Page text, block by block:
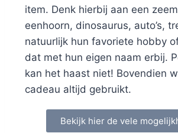
item. Denk hierbij aan een
eenhoorn, dinosaurus, auto’s,
natuurlijk hun favoriete hobby
dat met hun eigen naam erbij.
kan het haast niet! Bovendien
cadeau altijd gebruikt.
Bekijk hier de vele